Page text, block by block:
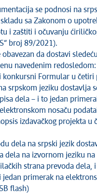
se podnosi na
sa Zakonom o
i zaštiti i očuvanju
broj 89/2021).
da dostavi sledeću
navedenim redosledom:
konkursni Formular u četiri
srpskom jeziku dostavlja
dela – i to jedan
nosaču
izdavačkog projekta u
dela na srpski jezik
dela na izvornom jeziku na
strana prevoda dela,
jedan primerak na
flash)